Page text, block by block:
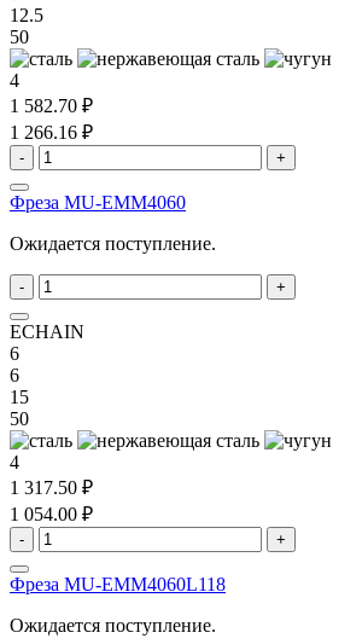
12.5
50
4
1 582.70 ₽
1 266.16 ₽
- +
Фреза MU-EMM4060
Ожидается поступление.
- +
ECHAIN
6
6
15
50
4
1 317.50 ₽
1 054.00 ₽
- +
Фреза MU-EMM4060L118
Ожидается поступление.